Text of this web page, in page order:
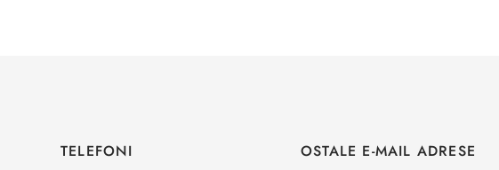
TELEFONI OSTALE E-MAIL ADRESE